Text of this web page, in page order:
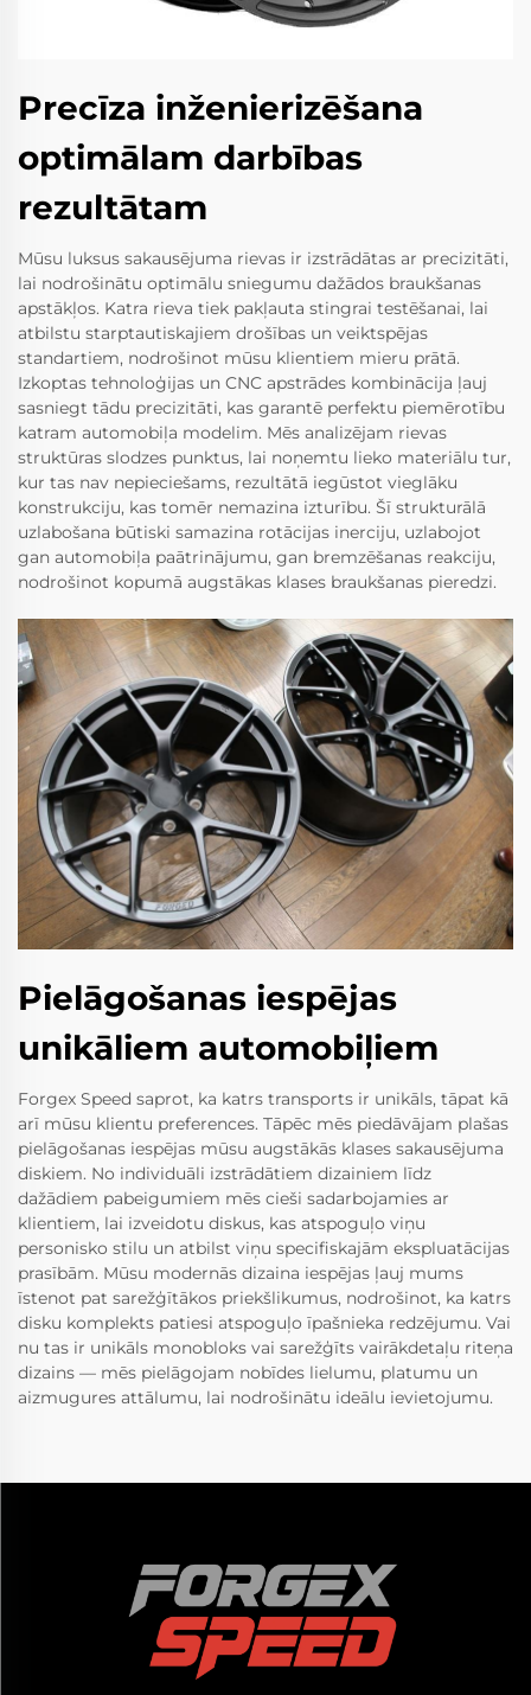
Precīza inženierizēšana
optimālam darbības
rezultātam
Mūsu luksus sakausējuma rievas ir izstrādātas ar precizitāti,
lai nodrošinātu optimālu sniegumu dažādos braukšanas
apstākļos. Katra rieva tiek pakļauta stingrai testēšanai, lai
atbilstu starptautiskajiem drošības un veiktspējas
standartiem, nodrošinot mūsu klientiem mieru prātā.
Izkoptas tehnoloģijas un CNC apstrādes kombinācija ļauj
sasniegt tādu precizitāti, kas garantē perfektu piemērotību
katram automobiļa modelim. Mēs analizējam rievas
struktūras slodzes punktus, lai noņemtu lieko materiālu tur,
kur tas nav nepieciešams, rezultātā iegūstot vieglāku
konstrukciju, kas tomēr nemazina izturību. Šī strukturālā
uzlabošana būtiski samazina rotācijas inerciju, uzlabojot
gan automobiļa paātrinājumu, gan bremzēšanas reakciju,
nodrošinot kopumā augstākas klases braukšanas pieredzi.
Pielāgošanas iespējas
unikāliem automobiļiem
Forgex Speed saprot, ka katrs transports ir unikāls, tāpat kā
arī mūsu klientu preferences. Tāpēc mēs piedāvājam plašas
pielāgošanas iespējas mūsu augstākās klases sakausējuma
diskiem. No individuāli izstrādātiem dizainiem līdz
dažādiem pabeigumiem mēs cieši sadarbojamies ar
klientiem, lai izveidotu diskus, kas atspoguļo viņu
personisko stilu un atbilst viņu specifiskajām ekspluatācijas
prasībām. Mūsu modernās dizaina iespējas ļauj mums
īstenot pat sarežģītākos priekšlikumus, nodrošinot, ka katrs
disku komplekts patiesi atspoguļo īpašnieka redzējumu. Vai
nu tas ir unikāls monobloks vai sarežģīts vairākdetaļu riteņa
dizains — mēs pielāgojam nobīdes lielumu, platumu un
aizmugures attālumu, lai nodrošinātu ideālu ievietojumu.